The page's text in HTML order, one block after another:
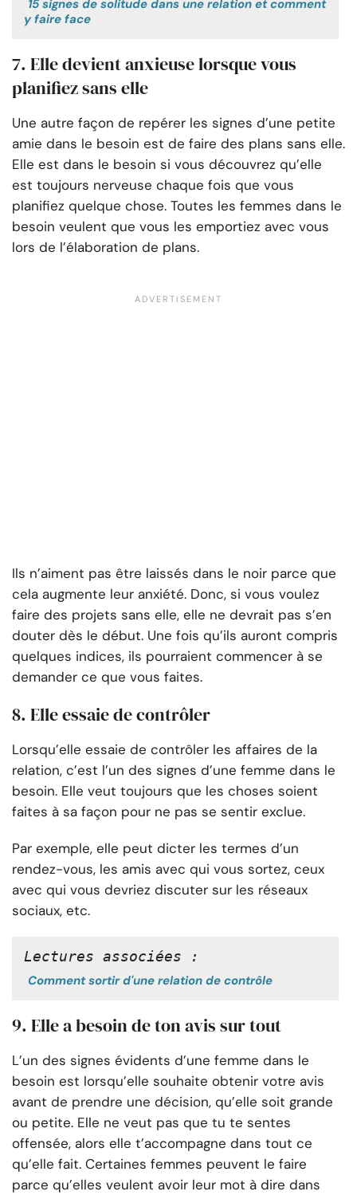
15 signes de solitude dans une relation et comment
y faire face
7. Elle devient anxieuse lorsque vous
planifiez sans elle
Une autre façon de repérer les signes d’une petite
amie dans le besoin est de faire des plans sans elle.
Elle est dans le besoin si vous découvrez qu’elle
est toujours nerveuse chaque fois que vous
planifiez quelque chose. Toutes les femmes dans le
besoin veulent que vous les emportiez avec vous
lors de l’élaboration de plans.
Ils n’aiment pas être laissés dans le noir parce que
cela augmente leur anxiété. Donc, si vous voulez
faire des projets sans elle, elle ne devrait pas s’en
douter dès le début. Une fois qu’ils auront compris
quelques indices, ils pourraient commencer à se
demander ce que vous faites.
8. Elle essaie de contrôler
Lorsqu’elle essaie de contrôler les affaires de la
relation, c’est l’un des signes d’une femme dans le
besoin. Elle veut toujours que les choses soient
faites à sa façon pour ne pas se sentir exclue.
Par exemple, elle peut dicter les termes d’un
rendez-vous, les amis avec qui vous sortez, ceux
avec qui vous devriez discuter sur les réseaux
sociaux, etc.
Lectures associées :
Comment sortir d'une relation de contrôle
9. Elle a besoin de ton avis sur tout
L’un des signes évidents d’une femme dans le
besoin est lorsqu’elle souhaite obtenir votre avis
avant de prendre une décision, qu’elle soit grande
ou petite. Elle ne veut pas que tu te sentes
offensée, alors elle t’accompagne dans tout ce
qu’elle fait. Certaines femmes peuvent le faire
parce qu’elles veulent avoir leur mot à dire dans